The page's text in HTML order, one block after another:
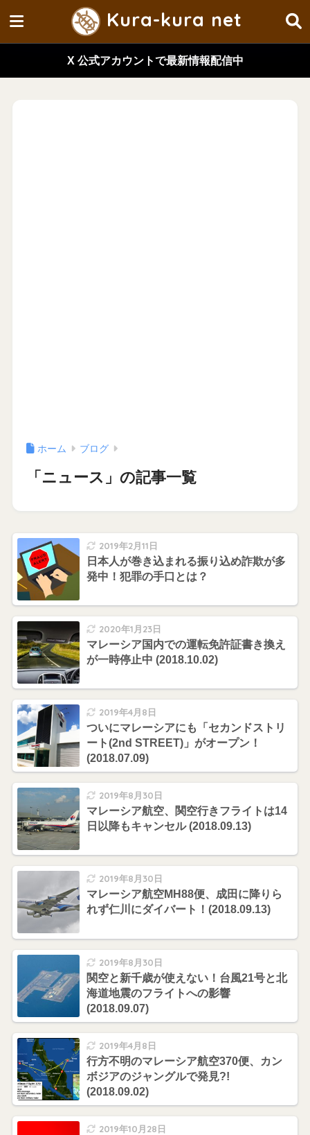
Kura-kura net
X 公式アカウントで最新情報配信中
ホーム ブログ
「ニュース」の記事一覧
2019年2月11日
日本人が巻き込まれる振り込め詐欺が多
発中！犯罪の手口とは？
2020年1月23日
マレーシア国内での運転免許証書き換え
が一時停止中 (2018.10.02)
2019年4月8日
ついにマレーシアにも「セカンドストリ
ート(2nd STREET)」がオープン！
(2018.07.09)
2019年8月30日
マレーシア航空、関空行きフライトは14
日以降もキャンセル (2018.09.13)
2019年8月30日
マレーシア航空MH88便、成田に降りら
れず仁川にダイバート！(2018.09.13)
2019年8月30日
関空と新千歳が使えない！台風21号と北
海道地震のフライトへの影響
(2018.09.07)
2019年4月8日
行方不明のマレーシア航空370便、カン
ボジアのジャングルで発見?!
(2018.09.02)
2019年10月28日